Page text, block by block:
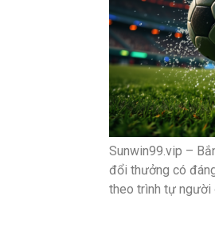
Sunwin99.vip –
đổi thưởng có
theo trình tự người